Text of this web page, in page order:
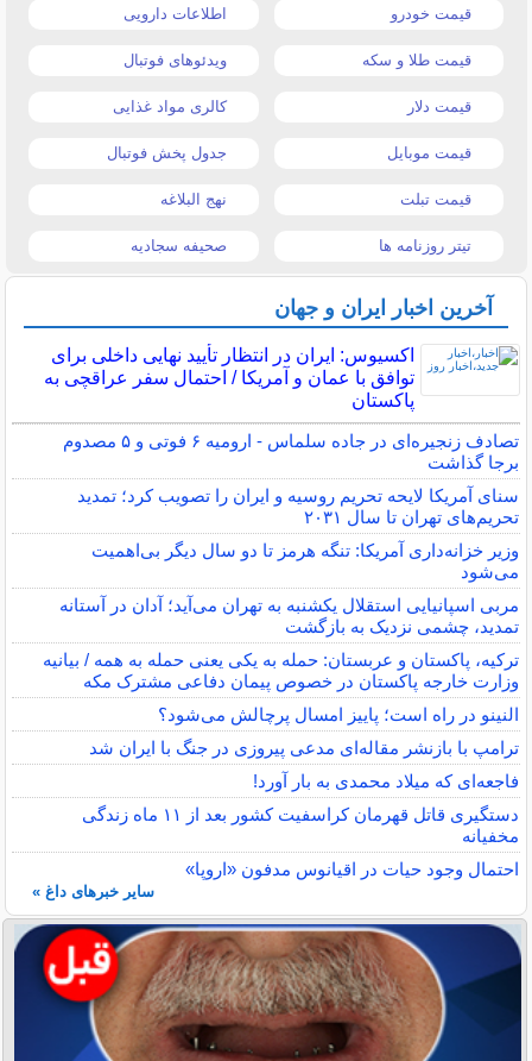
قیمت خودرو اطلاعات دارویی
قیمت طلا و سکه ویدئوهای فوتبال
قیمت دلار کالری مواد غذایی
قیمت موبایل جدول پخش فوتبال
قیمت تبلت نهج البلاغه
تیتر روزنامه ها صحیفه سجادیه
آخرین اخبار ایران و جهان
اکسیوس: ایران در انتظار تأیید نهایی داخلی برای
توافق با عمان و آمریکا / احتمال سفر عراقچی به
پاکستان
تصادف زنجیره‌ای در جاده سلماس - ارومیه ۶ فوتی و ۵ مصدوم
برجا گذاشت
سنای آمریکا لایحه تحریم روسیه و ایران را تصویب کرد؛ تمدید
تحریم‌های تهران تا سال ۲۰۳۱
وزیر خزانه‌داری آمریکا: تنگه هرمز تا دو سال دیگر بی‌اهمیت
می‌شود
مربی اسپانیایی استقلال یکشنبه به تهران می‌آید؛ آدان در آستانه
تمدید، چشمی نزدیک به بازگشت
ترکیه، پاکستان و عربستان: حمله به یکی یعنی حمله به همه / بیانیه
وزارت خارجه پاکستان در خصوص پیمان دفاعی مشترک مکه
النینو در راه است؛ پاییز امسال پرچالش می‌شود؟
ترامپ با بازنشر مقاله‌ای مدعی پیروزی در جنگ با ایران شد
فاجعه‌ای که میلاد محمدی به بار آورد!
دستگیری قاتل قهرمان کراسفیت کشور بعد از ۱۱ ماه زندگی
مخفیانه
احتمال وجود حیات در اقیانوس مدفون «اروپا»
سایر خبرهای داغ »